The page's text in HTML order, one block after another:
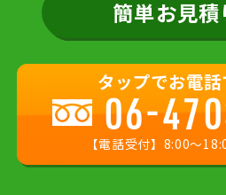
簡単お見積
タップでお電
06-
【電話受付】8:00〜